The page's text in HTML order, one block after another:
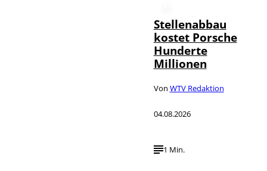
Stellenabbau
kostet Porsche
Hunderte
Millionen
Von WTV Redaktion
04.08.2026
1 Min.